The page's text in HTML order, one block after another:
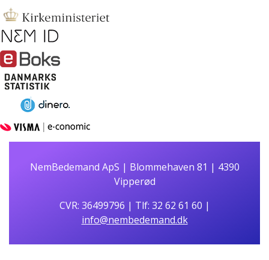
NemBedemand ApS | Blommehaven 81 | 4390
Vipperød
CVR: 36499796 | Tlf: 32 62 61 60 |
info@nembedemand.dk
Privatlivspolitik|Cookiepolitik